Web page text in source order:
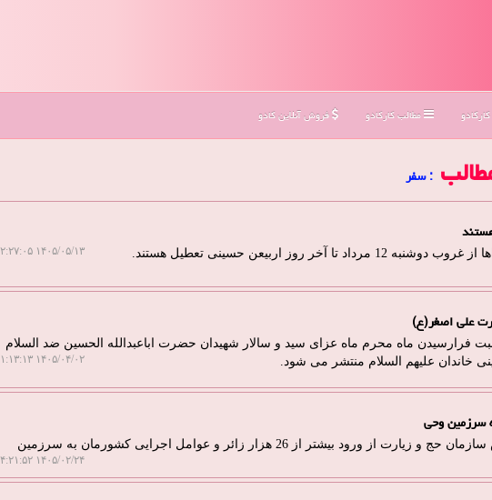
مطالب كاركادو فروش آنلاین کادو
: سفر
آخر روز اربیعن حسینی تعطیل هستند. ۱۴۰۵/۰۵/۱۳ ۱۲:۲۷:۰۵
علی اصغر(ع)
فرارسیدن ماه محرم ماه عزای سید و سالار شهیدان حضرت اباعبدالله الحسین ضد السلام
خاندان علیهم السلام منتشر می شود.
۱۴۰۵/۰۴/۰۲ ۱۱:۱۳:۱۳
به گزارش کارکادو، رئیس سازمان حج و زیارت از ورود بیشتر از 26 هزار زائر و عوامل اجرایی کشورمان به سرزمین
۱۴۰۵/۰۲/۲۴ ۱۴:۲۱:۵۲